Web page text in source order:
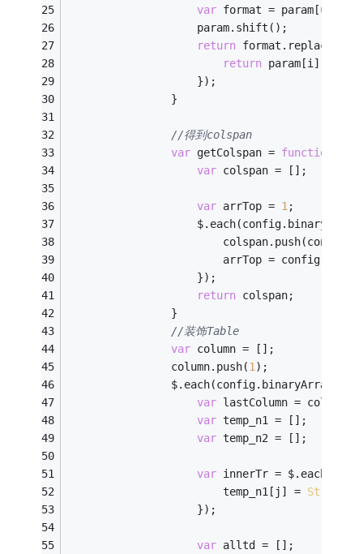
var format = param[0
                    param.shift();
return format.replace(
return param[i];
                    });
                }
//得到colspan
var getColspan = function
var colspan = [];
var arrTop = 1;
arrTop =
                    });
return colspan;
                }
//装饰Table
var column = [];
                column.push(
1);
                $.each(config.binaryArray,
var lastColumn =
var temp_n1 = [];
var temp_n2 = [];
var innerTr = $.each(n,
                        temp_n1[j] =
String
                    });
var alltd = [];